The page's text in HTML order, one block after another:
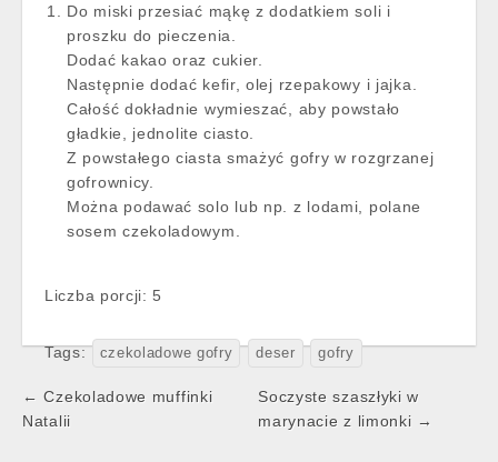
Do miski przesiać mąkę z dodatkiem soli i
proszku do pieczenia.
Dodać kakao oraz cukier.
Następnie dodać kefir, olej rzepakowy i jajka.
Całość dokładnie wymieszać, aby powstało
gładkie, jednolite ciasto.
Z powstałego ciasta smażyć gofry w rozgrzanej
gofrownicy.
Można podawać solo lub np. z lodami, polane
sosem czekoladowym.
Liczba porcji: 5
Tags: czekoladowe gofry deser gofry
Post
navigation
← Czekoladowe muffinki
Natalii
Soczyste szaszłyki w
marynacie z limonki →